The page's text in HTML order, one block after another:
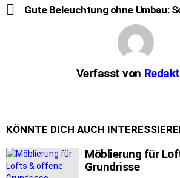
Gute Beleuchtung ohne Umbau:
Verfasst von
KÖNNTE DICH AUCH
Möblierung für
Grundrisse